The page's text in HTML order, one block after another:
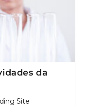
da
Site